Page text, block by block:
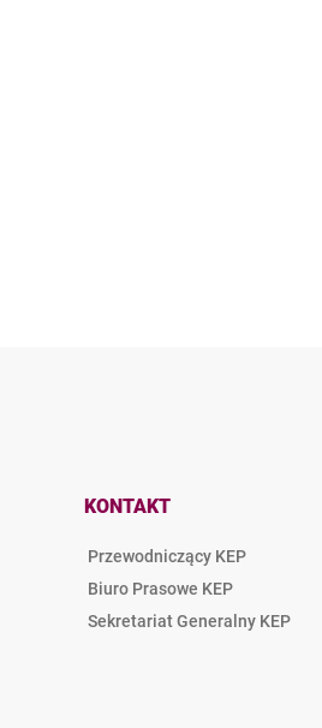
KONTAKT
Przewodniczący KEP
Biuro Prasowe KEP
Sekretariat Generalny KEP